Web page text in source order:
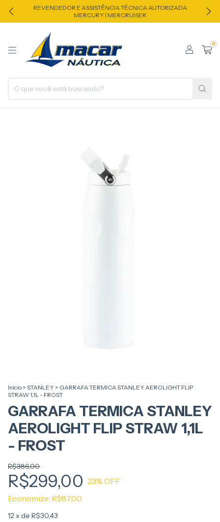
REVENDEDOR E ASSISTÊNCIA TÉCNICA AUTORIZADA
MERCURY | MERCRUISER
0
Início > STANLEY > GARRAFA TERMICA STANLEY AEROLIGHT FLIP
STRAW 1,1L - FROST
GARRAFA TERMICA STANLEY
AEROLIGHT FLIP STRAW 1,1L
- FROST
R$386,00
R$299,00 23% OFF
Economize: R$87,00
12x de R$30,43